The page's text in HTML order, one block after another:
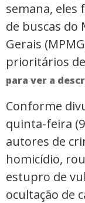
semana,
de buscas do
Gerais
prioritários
para ver a
Conforme
quinta-feira
autores de
homicídio,
estupro de
ocultação de